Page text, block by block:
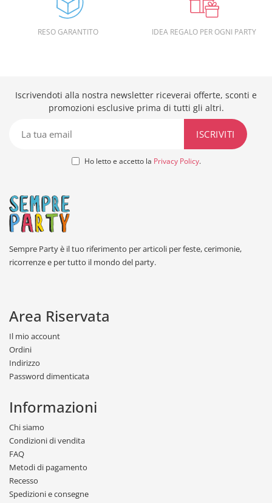
RESO GARANTITO IDEA REGALO PER OGNI PARTY
Iscrivendoti alla nostra newsletter riceverai offerte, sconti e
promozioni esclusive prima di tutti gli altri.
Ho letto e accetto la Privacy Policy.
Sempre Party è il tuo riferimento per articoli per feste, cerimonie,
ricorrenze e per tutto il mondo del party.
Area Riservata
Il mio account
Ordini
Indirizzo
Password dimenticata
Informazioni
Chi siamo
Condizioni di vendita
FAQ
Metodi di pagamento
Recesso
Spedizioni e consegne